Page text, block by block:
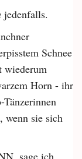
jedenfalls.
Schnee
wiederum
Horn - ihr
Tänzerinnen
wenn sie sich
sage ich